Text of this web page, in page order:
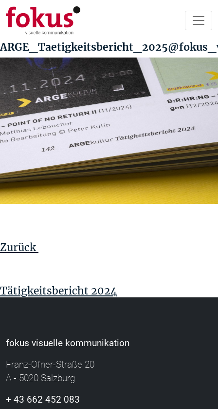
Zurück
Tätigkeitsbericht 2024
fokus visuelle kommunikation
Franz-Ofner-Straße 20
A - 5020 Salzburg
+ 43 662 452 083